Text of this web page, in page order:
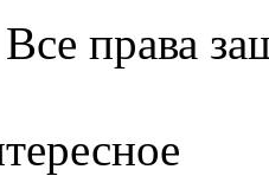
права